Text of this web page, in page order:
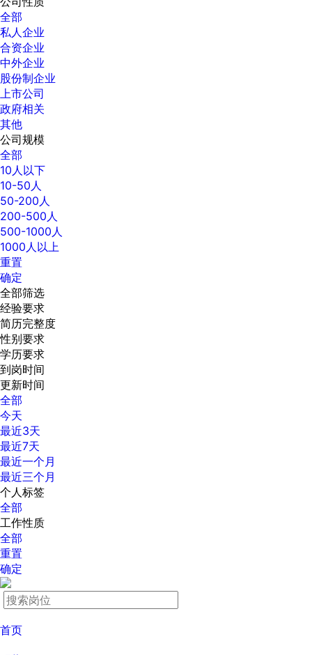
全部
私人企业
合资企业
中外企业
股份制企业
上市公司
政府相关
其他
公司规模
全部
10人以下
10-50人
50-200人
200-500人
500-1000人
1000人以上
重置
确定
全部筛选
经验要求
简历完整度
性别要求
学历要求
到岗时间
更新时间
全部
今天
最近3天
最近7天
最近一个月
最近三个月
个人标签
全部
工作性质
全部
重置
确定
首页